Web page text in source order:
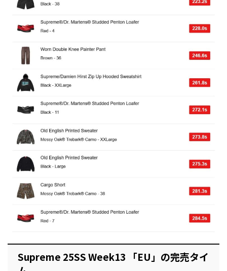
Supreme 25SS Week13 「EU」の完売タイ